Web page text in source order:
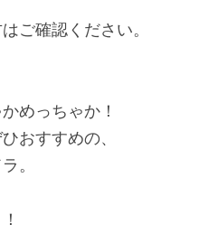
ご確認ください。
めっちゃか！
おすすめの、
。